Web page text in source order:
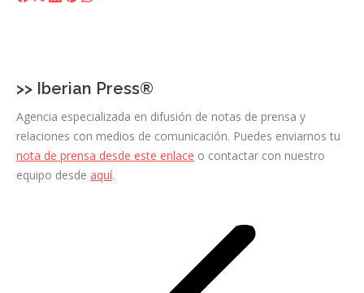
>> Iberian Press®
Agencia especializada en difusión de notas de prensa y
relaciones con medios de comunicación. Puedes enviarnos tu
nota de prensa desde este enlace o contactar con nuestro
equipo desde aquí.